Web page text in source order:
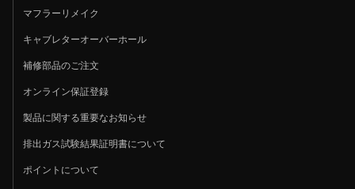
マフラーリメイク
キャブレターオーバーホール
補修部品のご注文
オンライン保証登録
製品に関する重要なお知らせ
排出ガス試験結果証明書について
ポイントについて